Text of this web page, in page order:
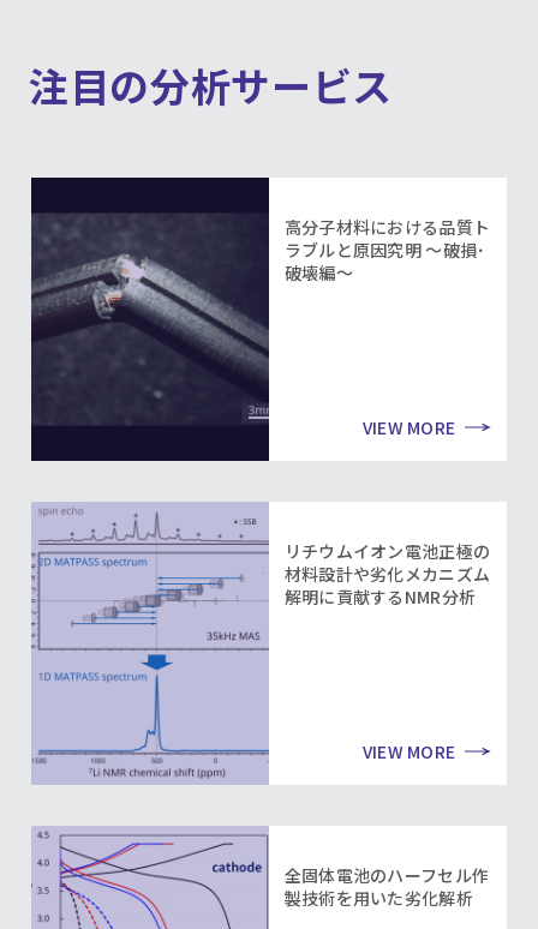
注目の分析サービス
高分子材料における品質ト
ラブルと原因究明 ～破損･
破壊編～
VIEW MORE
リチウムイオン電池正極の
材料設計や劣化メカニズム
解明に貢献するNMR分析
VIEW MORE
全固体電池のハーフセル作
製技術を用いた劣化解析